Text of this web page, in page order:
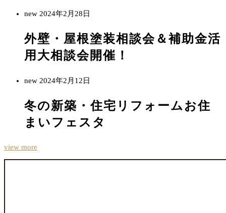
new 2024年2月28日
外壁・屋根塗装相談会＆補助金活
用大相談会開催！
new 2024年2月12日
冬の新築・住宅リフォームお住
まいフェスタ
view more